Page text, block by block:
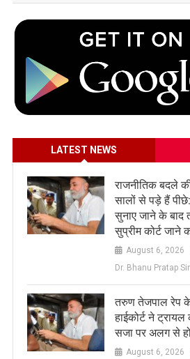
LATEST NEWS
राजनीतिक बदले
सालों से पड़े हैं
सुनाए जाने के बाद
सुप्रीम कोर्ट जाने
August 6, 2026
Dr. Bhanu Pratap
तरुण तेजपाल रेप
हाईकोर्ट ने
सजा पर अलग से
August 6, 2026